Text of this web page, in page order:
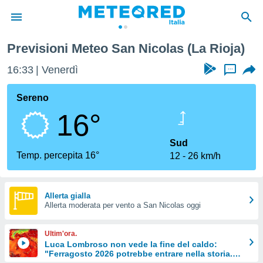
di
per
le
di
Web
le
Previsioni Meteo San Nicolas (La Rioja)
16:33 Venerdì ...
Sereno
16°
Temp. percepita 16°
Sud
12
26 km/h
Allerta gialla
Allerta moderata per vento a San Nicolas oggi
Ultim'ora.
Luca Lombroso non vede la fine del caldo:
"Ferragosto 2026 potrebbe entrare nella storia.